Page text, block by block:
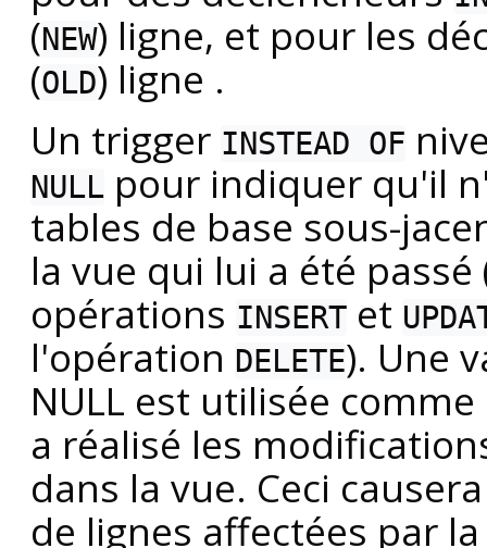
(NEW) ligne, et pour les
(OLD) ligne .
Un trigger INSTEAD OF
NULL pour indiquer qu'il
tables de base sous-
la vue qui lui a été
opérations INSERT et
l'opération DELETE). Une
NULL est utilisée
a réalisé les
dans la vue. Ceci
de lignes affectées par